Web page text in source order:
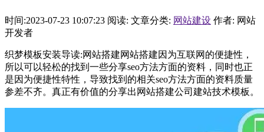
时间:2023-07-23 10:07:23 阅读: 文章分类: 网站建设 作者: 网站
开发者
织梦模板安装导读:网站搭建网站搭建因为互联网的便捷性，
所以可以轻松的找到一些分享seo方法方面的资料，同时也正
是因为便捷性特性，导致找到的相关seo方法方面的资料质量
参差不齐。真正有价值的分享出网站搭建公司建站技术模板。